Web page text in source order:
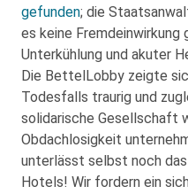
gefunden; die
es keine Fremdeinwirkung
Unterkühlung und akuter
Die BettelLobby zeigte
Todesfalls traurig und
solidarische Gesellschaft
Obdachlosigkeit
unterlässt selbst noch
Hotels! Wir fordern ein